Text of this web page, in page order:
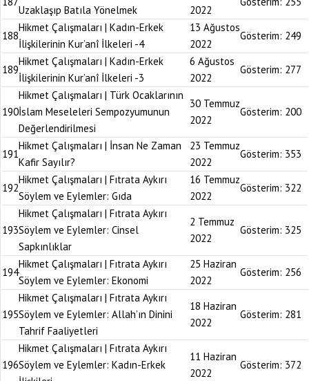
Uzaklaşıp Batıla Yönelmek 2022
188
Hikmet Çalışmaları | Kadın-Erkek
İlişkilerinin Kur’anî İlkeleri -4
13 Ağustos
2022
Gösterim: 249
189
Hikmet Çalışmaları | Kadın-Erkek
İlişkilerinin Kur’anî İlkeleri -3
6 Ağustos
2022
Gösterim: 277
190
Hikmet Çalışmaları | Türk Ocaklarının
İslam Meseleleri Sempozyumunun
Değerlendirilmesi
30 Temmuz
2022
Gösterim: 200
191
Hikmet Çalışmaları | İnsan Ne Zaman
Kafir Sayılır?
23 Temmuz
2022
Gösterim: 353
192
Hikmet Çalışmaları | Fıtrata Aykırı
Söylem ve Eylemler: Gıda
16 Temmuz
2022
Gösterim: 322
193
Hikmet Çalışmaları | Fıtrata Aykırı
Söylem ve Eylemler: Cinsel
Sapkınlıklar
2 Temmuz
2022
Gösterim: 325
194
Hikmet Çalışmaları | Fıtrata Aykırı
Söylem ve Eylemler: Ekonomi
25 Haziran
2022
Gösterim: 256
195
Hikmet Çalışmaları | Fıtrata Aykırı
Söylem ve Eylemler: Allah’ın Dinini
Tahrif Faaliyetleri
18 Haziran
2022
Gösterim: 281
196
Hikmet Çalışmaları | Fıtrata Aykırı
Söylem ve Eylemler: Kadın-Erkek
11 Haziran
2022
Gösterim: 372